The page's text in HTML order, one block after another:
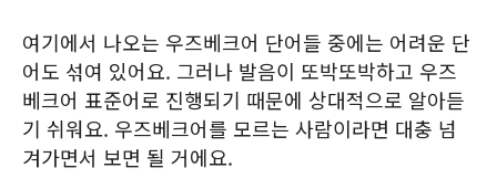
여기에서 나오는 우즈베크어 단어들 중에는 어려운 단
어도 섞여 있어요. 그러나 발음이 또박또박하고 우즈
베크어 표준어로 진행되기 때문에 상대적으로 알아듣
기 쉬워요. 우즈베크어를 모르는 사람이라면 대충 넘
겨가면서 보면 될 거에요.